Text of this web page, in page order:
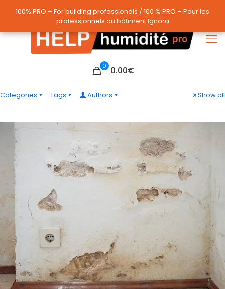
0 0.00€
Categories Tags Authors Show all
100% PRO – For building professionals / 100 % PRO – Pour les
professionnels du bâtimentIgnora
100% PRO – For building professionals / 100 % PRO – Pour les
professionnels du bâtimentIgnora